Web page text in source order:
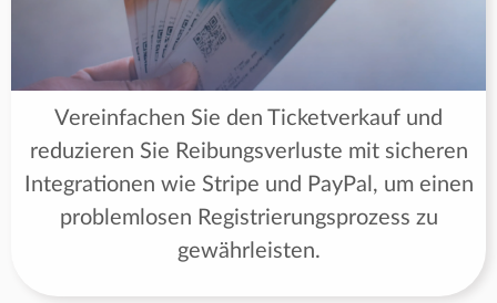
Vereinfachen Sie den Ticketverkauf und
reduzieren Sie Reibungsverluste mit sicheren
Integrationen wie Stripe und PayPal, um einen
problemlosen Registrierungsprozess zu
gewährleisten.